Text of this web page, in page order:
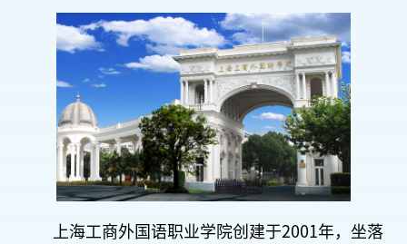
上海工商外国语职业学院创建于2001年，坐落